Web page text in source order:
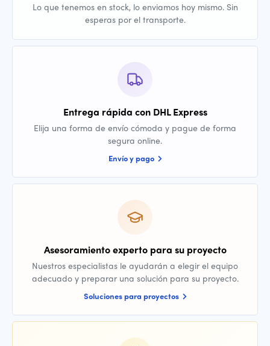
Lo que tenemos en stock, lo enviamos hoy mismo. Sin
esperas por el transporte.
Entrega rápida con DHL Express
Elija una forma de envío cómoda y pague de forma
segura online.
Envío y pago
Asesoramiento experto para su proyecto
Nuestros especialistas le ayudarán a elegir el equipo
adecuado y preparar una solución para su proyecto.
Soluciones para proyectos